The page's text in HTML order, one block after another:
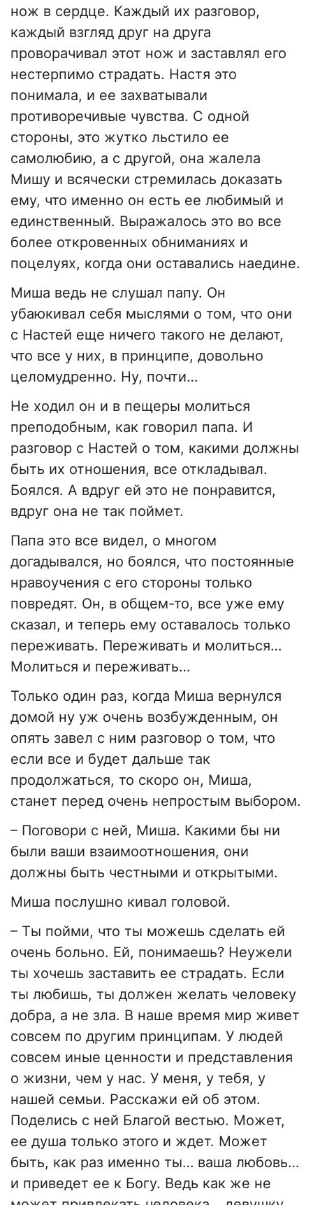
нож в сердце. Каждый их разговор,
каждый взгляд друг на друга
проворачивал этот нож и заставлял его
нестерпимо страдать. Настя это
понимала, и ее захватывали
противоречивые чувства. С одной
стороны, это жутко льстило ее
самолюбию, а с другой, она жалела
Мишу и всячески стремилась доказать
ему, что именно он есть ее любимый и
единственный. Выражалось это во все
более откровенных обниманиях и
поцелуях, когда они оставались наедине.
Миша ведь не слушал папу. Он
убаюкивал себя мыслями о том, что они
с Настей еще ничего такого не делают,
что все у них, в принципе, довольно
целомудренно. Ну, почти…
Не ходил он и в пещеры молиться
преподобным, как говорил папа. И
разговор с Настей о том, какими должны
быть их отношения, все откладывал.
Боялся. А вдруг ей это не понравится,
вдруг она не так поймет.
Папа это все видел, о многом
догадывался, но боялся, что постоянные
нравоучения с его стороны только
повредят. Он, в общем-то, все уже ему
сказал, и теперь ему оставалось только
переживать. Переживать и молиться…
Молиться и переживать…
Только один раз, когда Миша вернулся
домой ну уж очень возбужденным, он
опять завел с ним разговор о том, что
если все и будет дальше так
продолжаться, то скоро он, Миша,
станет перед очень непростым выбором.
– Поговори с ней, Миша. Какими бы ни
были ваши взаимоотношения, они
должны быть честными и открытыми.
Миша послушно кивал головой.
– Ты пойми, что ты можешь сделать ей
очень больно. Ей, понимаешь? Неужели
ты хочешь заставить ее страдать. Если
ты любишь, ты должен желать человеку
добра, а не зла. В наше время мир живет
совсем по другим принципам. У людей
совсем иные ценности и представления
о жизни, чем у нас. У меня, у тебя, у
нашей семьи. Расскажи ей об этом.
Поделись с ней Благой вестью. Может,
ее душа только этого и ждет. Может
быть, как раз именно ты… ваша любовь…
и приведет ее к Богу. Ведь как же не